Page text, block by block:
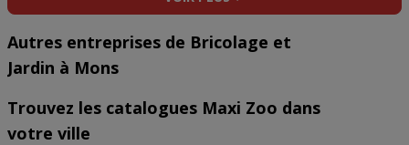
Autres entreprises de Bricolage et
Jardin à Mons
Trouvez les catalogues Maxi Zoo dans
votre ville